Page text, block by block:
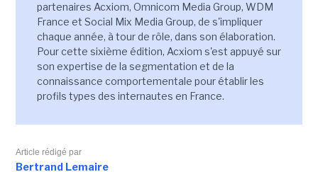
partenaires Acxiom, Omnicom Media Group, WDM
France et Social Mix Media Group, de s'impliquer
chaque année, à tour de rôle, dans son élaboration.
Pour cette sixième édition, Acxiom s'est appuyé sur
son expertise de la segmentation et de la
connaissance comportementale pour établir les
profils types des internautes en France.
Article rédigé par
Bertrand Lemaire